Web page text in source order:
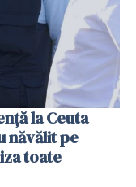
la Ceuta
năvălit pe
toate